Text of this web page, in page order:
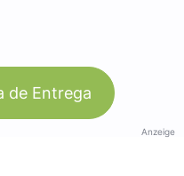
de Entrega
Anzeige